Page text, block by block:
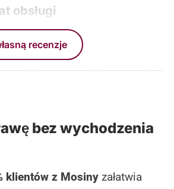
obsługi
recenzje
bez wychodzenia
klientów z Mosiny załatwia